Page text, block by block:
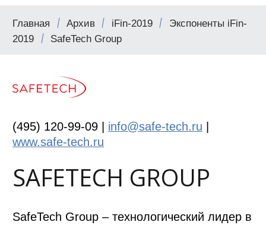
Главная Архив iFin-2019
Экспоненты iFin-
2019
SafeTech Group
(495) 120-99-09 | info@safe-tech.ru
www.safe-tech.ru
SAFETECH GROUP
SafeTech Group – технологический лидер в